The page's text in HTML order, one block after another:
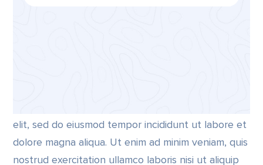
Business Multination
elit, sed do eiusmod tempor incididunt ut labore et
dolore magna aliqua. Ut enim ad minim veniam, quis
nostrud exercitation ullamco laboris nisi ut aliquip